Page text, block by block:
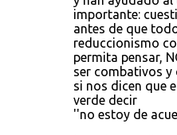
importante:
antes de que
reduccionismo
permita pensar,
ser combativos y
si nos dicen que
verde decir
''no estoy de